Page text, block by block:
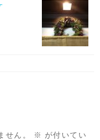
せん。 ※
が付いてい